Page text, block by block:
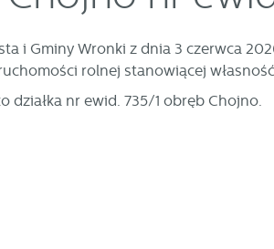
i Gminy Wronki z dnia 3 czerwca
rolnej stanowiącej
działka nr ewid. 735/1 obręb Chojno.